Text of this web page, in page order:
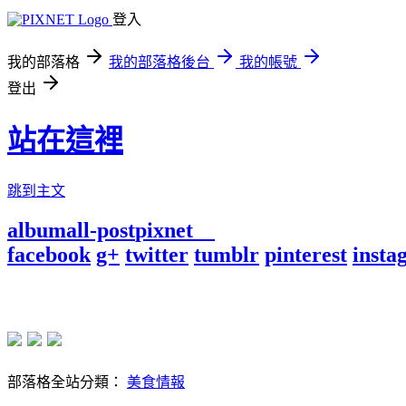
登入
我的部落格 我的部落格後台
我的帳號
登出
站在這裡
跳到主文
albumall-postpixnet
facebook g+ twitter tumblr pinterest
部落格全站分類： 美食情報